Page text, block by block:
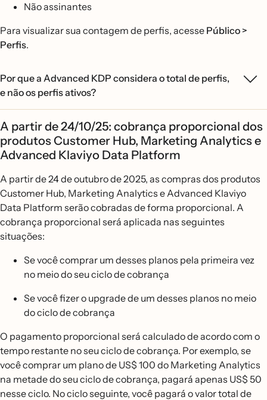
Não assinantes
Para visualizar sua contagem de perfis, acesse Público >
Perfis.
Por que a Advanced KDP considera o total de perfis,
e não os perfis ativos?
A partir de 24/10/25: cobrança proporcional dos
produtos Customer Hub, Marketing Analytics e
Advanced Klaviyo Data Platform
A partir de 24 de outubro de 2025, as compras dos produtos
Customer Hub, Marketing Analytics e Advanced Klaviyo
Data Platform serão cobradas de forma proporcional. A
cobrança proporcional será aplicada nas seguintes
situações:
Se você comprar um desses planos pela primeira vez
no meio do seu ciclo de cobrança
Se você fizer o upgrade de um desses planos no meio
do ciclo de cobrança
O pagamento proporcional será calculado de acordo com o
tempo restante no seu ciclo de cobrança. Por exemplo, se
você comprar um plano de US$ 100 do Marketing Analytics
na metade do seu ciclo de cobrança, pagará apenas US$ 50
nesse ciclo. No ciclo seguinte, você pagará o valor total de